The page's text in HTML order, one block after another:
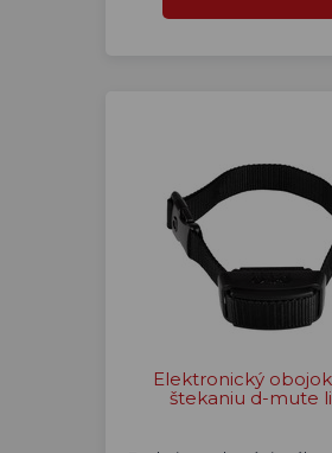
Elektronický
štekaniu d-mute